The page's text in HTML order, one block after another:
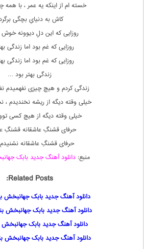
خسته ام از اینکه یه عمر ، با
کاش به دنیایِ بچگی
روزایی که این دلِ دیوونه خوش
روزایی که غم بود اما زندگی
روزایی که غم بود اما زندگی
زندگی بهتر بود …
زندگی کردم و هیچ چیزی نفهمیدم
خیلی وقته دیگه از ریشه نخندیدم
خیلی وقته دیگه از هیچ کسی توو
حرفای قشنگِ عاشقانه قشنگِ
حرفای قشنگِ عاشقانه
منبع:دانلود آهنگ جدید بابک
Related Posts:
دانلود آهنگ جدید بابک جهانبخش
دانلود آهنگ جدید بابک جهانبخش
دانلود آهنگ جدید بابک جهانبخش
دانلود آهنگ جدید بابک جهانبخش